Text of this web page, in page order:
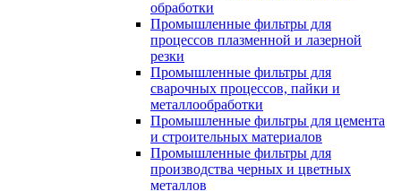
обработки
Промышленные фильтры для
процессов плазменной и лазерной
резки
Промышленные фильтры для
сварочных процессов, пайки и
металлообработки
Промышленные фильтры для цемента
и строительных материалов
Промышленные фильтры для
производства черных и цветных
металлов